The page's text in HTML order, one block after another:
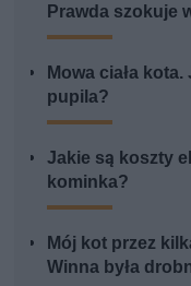
Prawda szokuje
Mowa ciała
pupila?
Jakie są koszty
kominka?
Mój kot przez
Winna była